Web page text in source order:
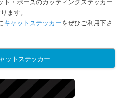
ます。
キャットステッカーをぜひご利用下さ
ットステッカー